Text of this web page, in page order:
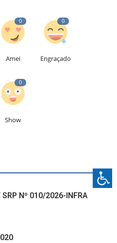
0
Amei
0
Engraçado
0
Show
SRP Nº 010/2026-INFRA